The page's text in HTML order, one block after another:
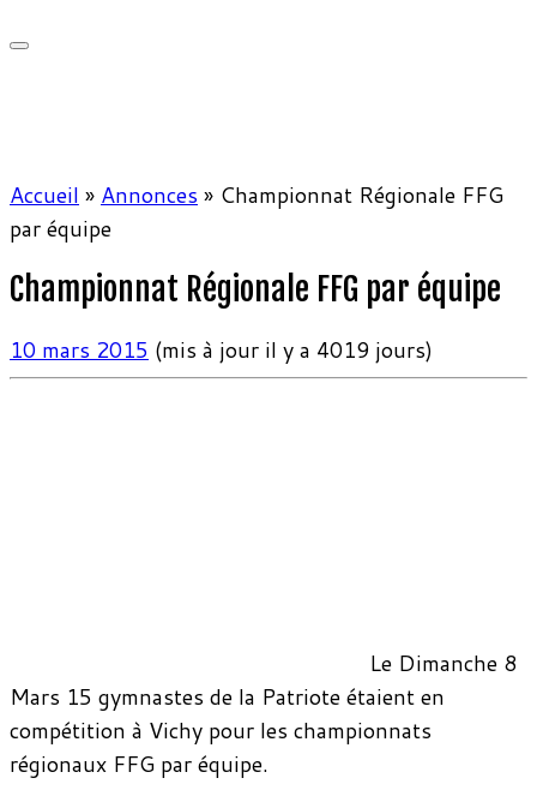
Accueil » Annonces » Championnat Régionale FFG
par équipe
Championnat Régionale FFG par équipe
10 mars 2015 (mis à jour il y a 4019 jours)
Le Dimanche 8
Mars 15 gymnastes de la Patriote étaient en
compétition à Vichy pour les championnats
régionaux FFG par équipe.